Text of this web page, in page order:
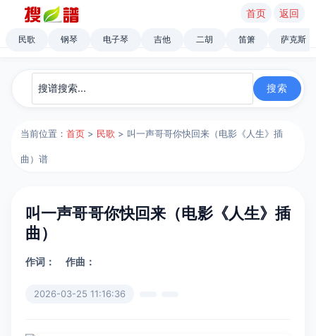
首页 返回
民歌 钢琴 电子琴 吉他 二胡 笛箫 萨克斯
当前位置：首页 > 民歌 > 叫一声哥哥你快回来（电影《人生》插
曲）谱
叫一声哥哥你快回来（电影《人生》插
曲）
作词： 作曲：
2026-03-25 11:16:36